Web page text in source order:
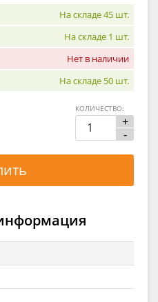
На складе 45 шт.
На складе 1 шт.
Нет в наличии
На складе 50 шт.
+
-
КОЛИЧЕСТВО: